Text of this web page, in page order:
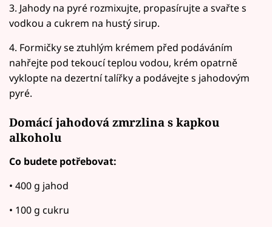
3. Jahody na pyré rozmixujte, propasírujte a svařte s
vodkou a cukrem na hustý sirup.
4. Formičky se ztuhlým krémem před podáváním
nahřejte pod tekoucí teplou vodou, krém opatrně
vyklopte na dezertní talířky a podávejte s jahodovým
pyré.
Domácí jahodová zmrzlina s kapkou
alkoholu
Co budete potřebovat:
• 400 g jahod
• 100 g cukru